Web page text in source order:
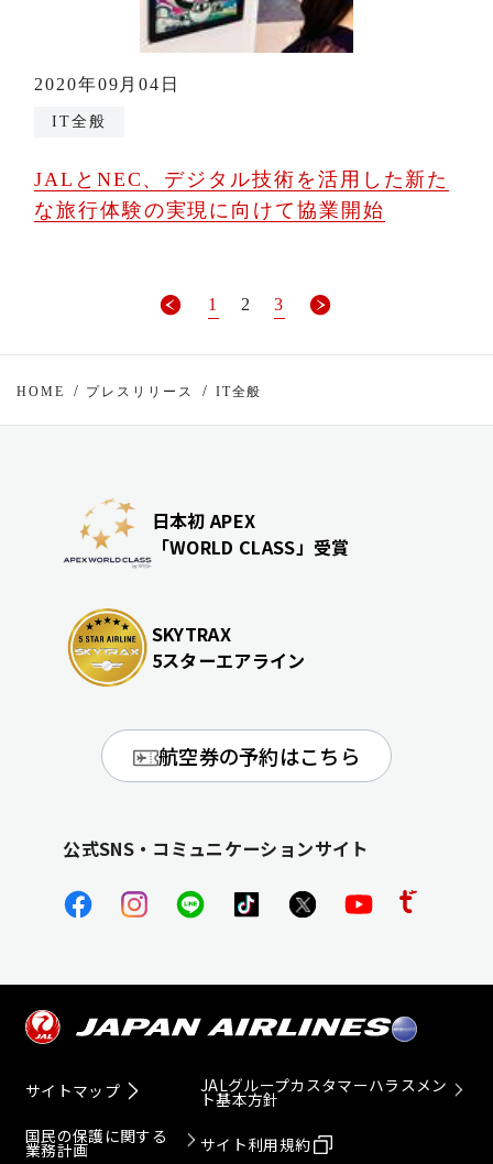
2020年09月04日
IT全般
JALとNEC、デジタル技術を活用した新た
な旅行体験の実現に向けて協業開始
1 2 3
HOME プレスリリース IT全般
日本初 APEX
「WORLD CLASS」受賞
SKYTRAX
5スターエアライン
航空券の予約はこちら
公式SNS・コミュニケーションサイト
サイトマップ
国民の保護に関する
業務計画
JALグループカスタマーハラスメン
ト基本方針
サイト利用規約